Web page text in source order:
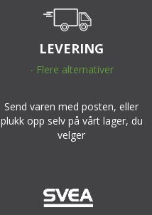
LEVERING
- Flere alternativer
Send varen med posten, eller
plukk opp selv på vårt lager, du
velger